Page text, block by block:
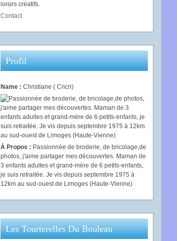
loisirs créatifs.
Contact
Profil
Name : Christiane ( Cricri)
À Propos : Passionnée de broderie, de bricolage,de
photos, j'aime partager mes découvertes. Maman de
3 enfants adultes et grand-mère de 6 petits-enfants,
je suis retraitée. Je vis depuis septembre 1975 à
12km au sud-ouest de Limoges (Haute-Vienne)
Les Tourterelles Du Bouleau